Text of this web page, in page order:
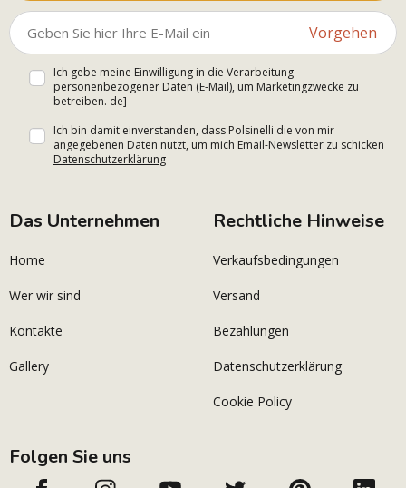
Vorgehen
Ich gebe meine Einwilligung in die Verarbeitung
personenbezogener Daten (E-Mail), um Marketingzwecke zu
betreiben. de]
Ich bin damit einverstanden, dass Polsinelli die von mir
angegebenen Daten nutzt, um mich Email-Newsletter zu schicken
Datenschutzerklärung
Das Unternehmen
Home
Wer wir sind
Kontakte
Gallery
Rechtliche Hinweise
Verkaufsbedingungen
Versand
Bezahlungen
Datenschutzerklärung
Cookie Policy
Folgen Sie uns